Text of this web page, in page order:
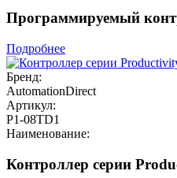
Программируемый
Подробнее
Бренд:
AutomationDirect
Артикул:
P1-08TD1
Наименование:
Контроллер серии